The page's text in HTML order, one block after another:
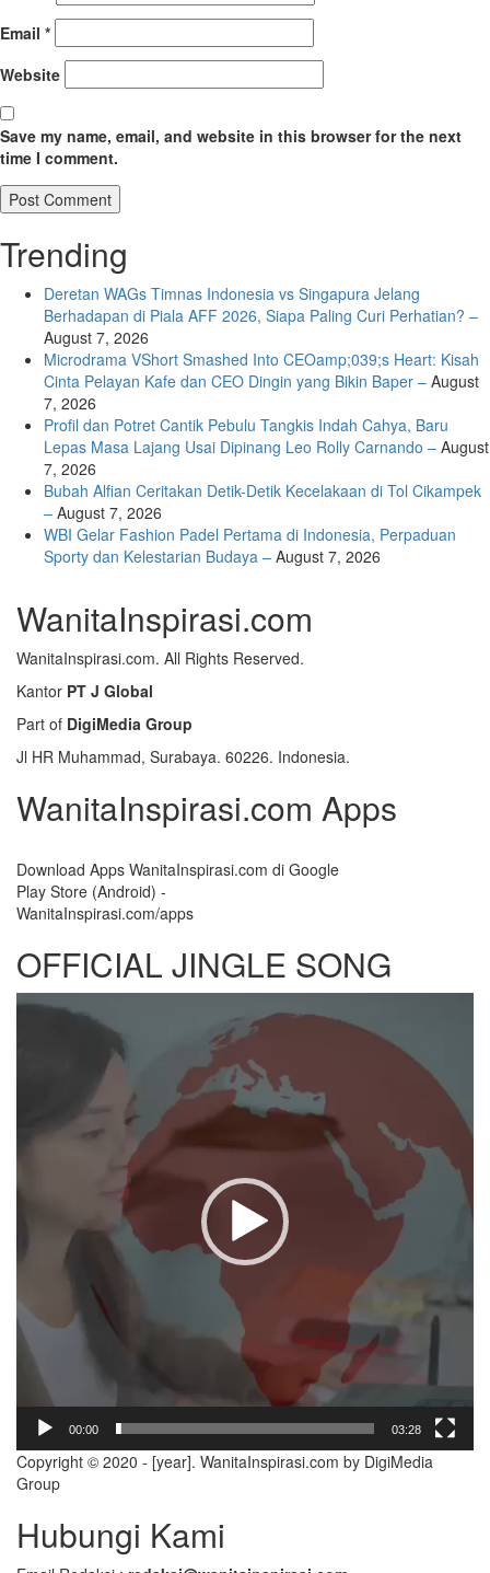
Email *
Website
Save my name, email, and website in this browser for the next
time I comment.
Trending
Deretan WAGs Timnas Indonesia vs Singapura Jelang
Berhadapan di Piala AFF 2026, Siapa Paling Curi Perhatian? –
August 7, 2026
Microdrama VShort Smashed Into CEOamp;039;s Heart: Kisah
Cinta Pelayan Kafe dan CEO Dingin yang Bikin Baper – August
7, 2026
Profil dan Potret Cantik Pebulu Tangkis Indah Cahya, Baru
Lepas Masa Lajang Usai Dipinang Leo Rolly Carnando – August
7, 2026
Bubah Alfian Ceritakan Detik-Detik Kecelakaan di Tol Cikampek
– August 7, 2026
WBI Gelar Fashion Padel Pertama di Indonesia, Perpaduan
Sporty dan Kelestarian Budaya – August 7, 2026
WanitaInspirasi.com
WanitaInspirasi.com. All Rights Reserved.
Kantor PT J Global
Part of DigiMedia Group
Jl HR Muhammad, Surabaya. 60226. Indonesia.
WanitaInspirasi.com Apps
Download Apps WanitaInspirasi.com di Google
Play Store (Android) -
WanitaInspirasi.com/apps
OFFICIAL JINGLE SONG
Video
00:00 03:28
Copyright © 2020 - [year]. WanitaInspirasi.com by DigiMedia
Group
Hubungi Kami